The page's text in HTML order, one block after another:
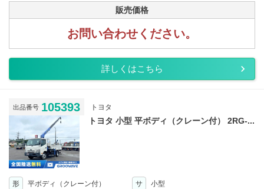
販売価格
お問い合わせください。
詳しくはこちら
出品番号 105393 トヨタ
トヨタ 小型 平ボディ（クレーン付） 2RG-...
形 平ボディ（クレーン付） サ
小型